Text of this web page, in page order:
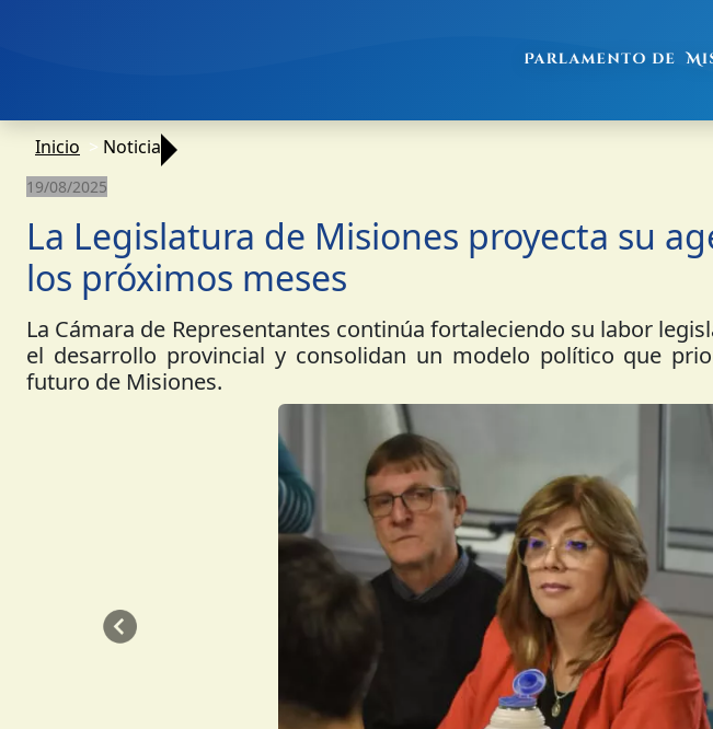
Inicio Noticia
19/08/2025
La Legislatura de Misiones proyecta su
los próximos meses
La Cámara de Representantes continúa fortaleciendo su labor
el desarrollo provincial y consolidan un modelo político que
futuro de Misiones.
Anterior